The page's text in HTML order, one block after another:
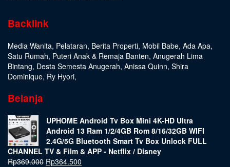
Backlink
Media Wanita, Pelataran, Berita Properti, Mobil Babe, Ada Apa,
Satu Rumah, Puteri Anak & Remaja Banten, Anugerah Lima
Bintang, Desta Semesta Anugerah, Anissa Quinn, Shira
Dominique, Ry Hyori,
Belanja
UPHOME Android Tv Box Mini 4K-HD Ultra
Android 13 Ram 1/2/4GB Rom 8/16/32GB WIFI
2.4G/5G Bluetooth Smart Tv Box Unlock FULL
CHANNEL TV & Film & APP - Netflix / Disney
Rp369.000 Rp364.500